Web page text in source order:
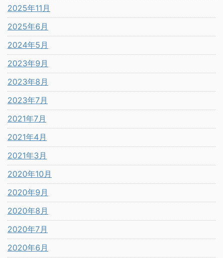
2025年11月
2025年6月
2024年5月
2023年9月
2023年8月
2023年7月
2021年7月
2021年4月
2021年3月
2020年10月
2020年9月
2020年8月
2020年7月
2020年6月